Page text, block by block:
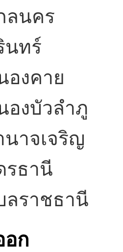
ลนคร
นทร์
องคาย
องบัวลำภู
นาจเจริญ
รธานี
ลราชธานี
ก